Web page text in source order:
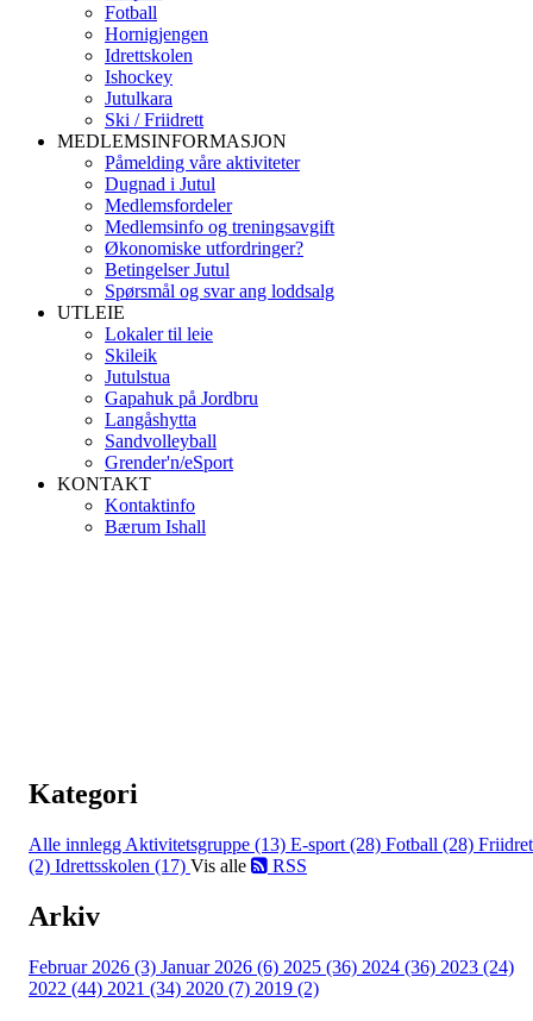
Fotball
Hornigjengen
Idrettskolen
Ishockey
Jutulkara
Ski / Friidrett
MEDLEMSINFORMASJON
Påmelding våre aktiviteter
Dugnad i Jutul
Medlemsfordeler
Medlemsinfo og treningsavgift
Økonomiske utfordringer?
Betingelser Jutul
Spørsmål og svar ang loddsalg
UTLEIE
Lokaler til leie
Skileik
Jutulstua
Gapahuk på Jordbru
Langåshytta
Sandvolleyball
Grender'n/eSport
KONTAKT
Kontaktinfo
Bærum Ishall
Kategori
Alle innlegg Aktivitetsgruppe (13) E-sport (28) Fotball (28)
(2) Idrettsskolen (17) Vis alle RSS
Arkiv
Februar 2026 (3) Januar 2026 (6) 2025 (36) 2024 (36) 2023 (24)
2022 (44) 2021 (34) 2020 (7) 2019 (2)